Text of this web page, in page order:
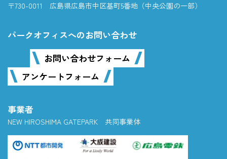
〒730-0011 広島県広島市中区基町5番地（中央公園の一部）
パークオフィスへのお問い合わせ
お問い合わせフォーム
アンケートフォーム
事業者
NEW HIROSHIMA GATEPARK 共同事業体